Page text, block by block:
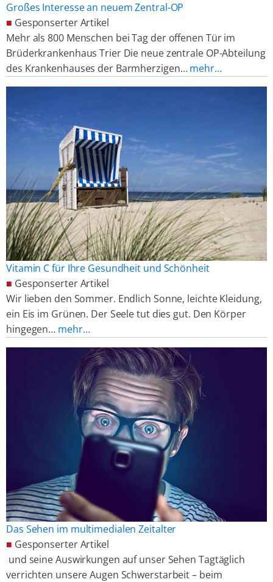
Großes Interesse an neuem Zentral-OP
■ Gesponserter Artikel
Mehr als 800 Menschen bei Tag der offenen Tür im
Brüderkrankenhaus Trier Die neue zentrale OP-Abteilung
des Krankenhauses der Barmherzigen…mehr…
Vitamin C für Ihre Gesundheit und Schönheit
■ Gesponserter Artikel
Wir lieben den Sommer. Endlich Sonne, leichte Kleidung,
ein Eis im Grünen. Der Seele tut dies gut. Den Körper
hingegen… mehr…
Das Sehen im multimedialen Zeitalter
■ Gesponserter Artikel
und seine Auswirkungen auf unser Sehen Tagtäglich
verrichten unsere Augen Schwerstarbeit – beim